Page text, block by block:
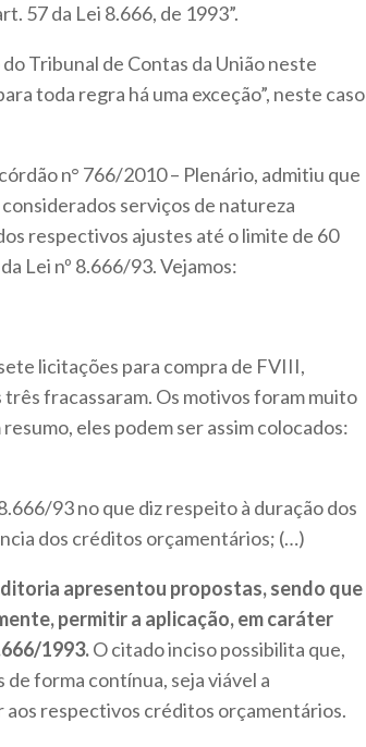
57 da Lei 8.666, de 1993”.
Tribunal de Contas da União neste
toda regra há uma exceção”, neste caso
n° 766/2010 – Plenário, admitiu que
serviços de natureza
respectivos ajustes até o limite de 60
Lei nº 8.666/93. Vejamos:
licitações para compra de FVIII,
fracassaram. Os motivos foram muito
eles podem ser assim colocados:
93 no que diz respeito à duração dos
dos créditos orçamentários; (…)
apresentou propostas, sendo que
permitir a aplicação, em caráter
1993.O citado inciso possibilita que,
forma contínua, seja viável a
respectivos créditos orçamentários.